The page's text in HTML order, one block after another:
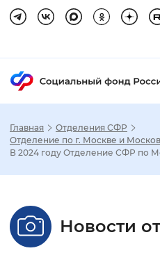
Настройка
Стандартный
Главная
Отделения СФР
Отделение по г. Москве и
В 2024 году Отделение СФР по
Новости